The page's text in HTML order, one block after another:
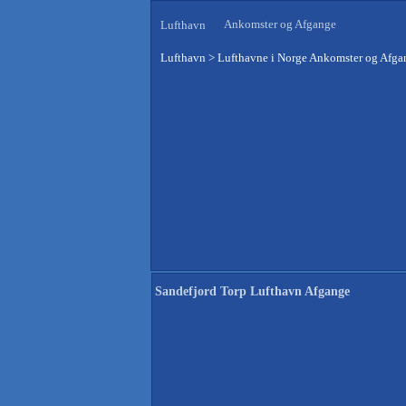
Lufthavn Ankomster og Afgange
Lufthavn > Lufthavne i Norge Ankomster og
Sandefjord Torp Lufthavn Afgange